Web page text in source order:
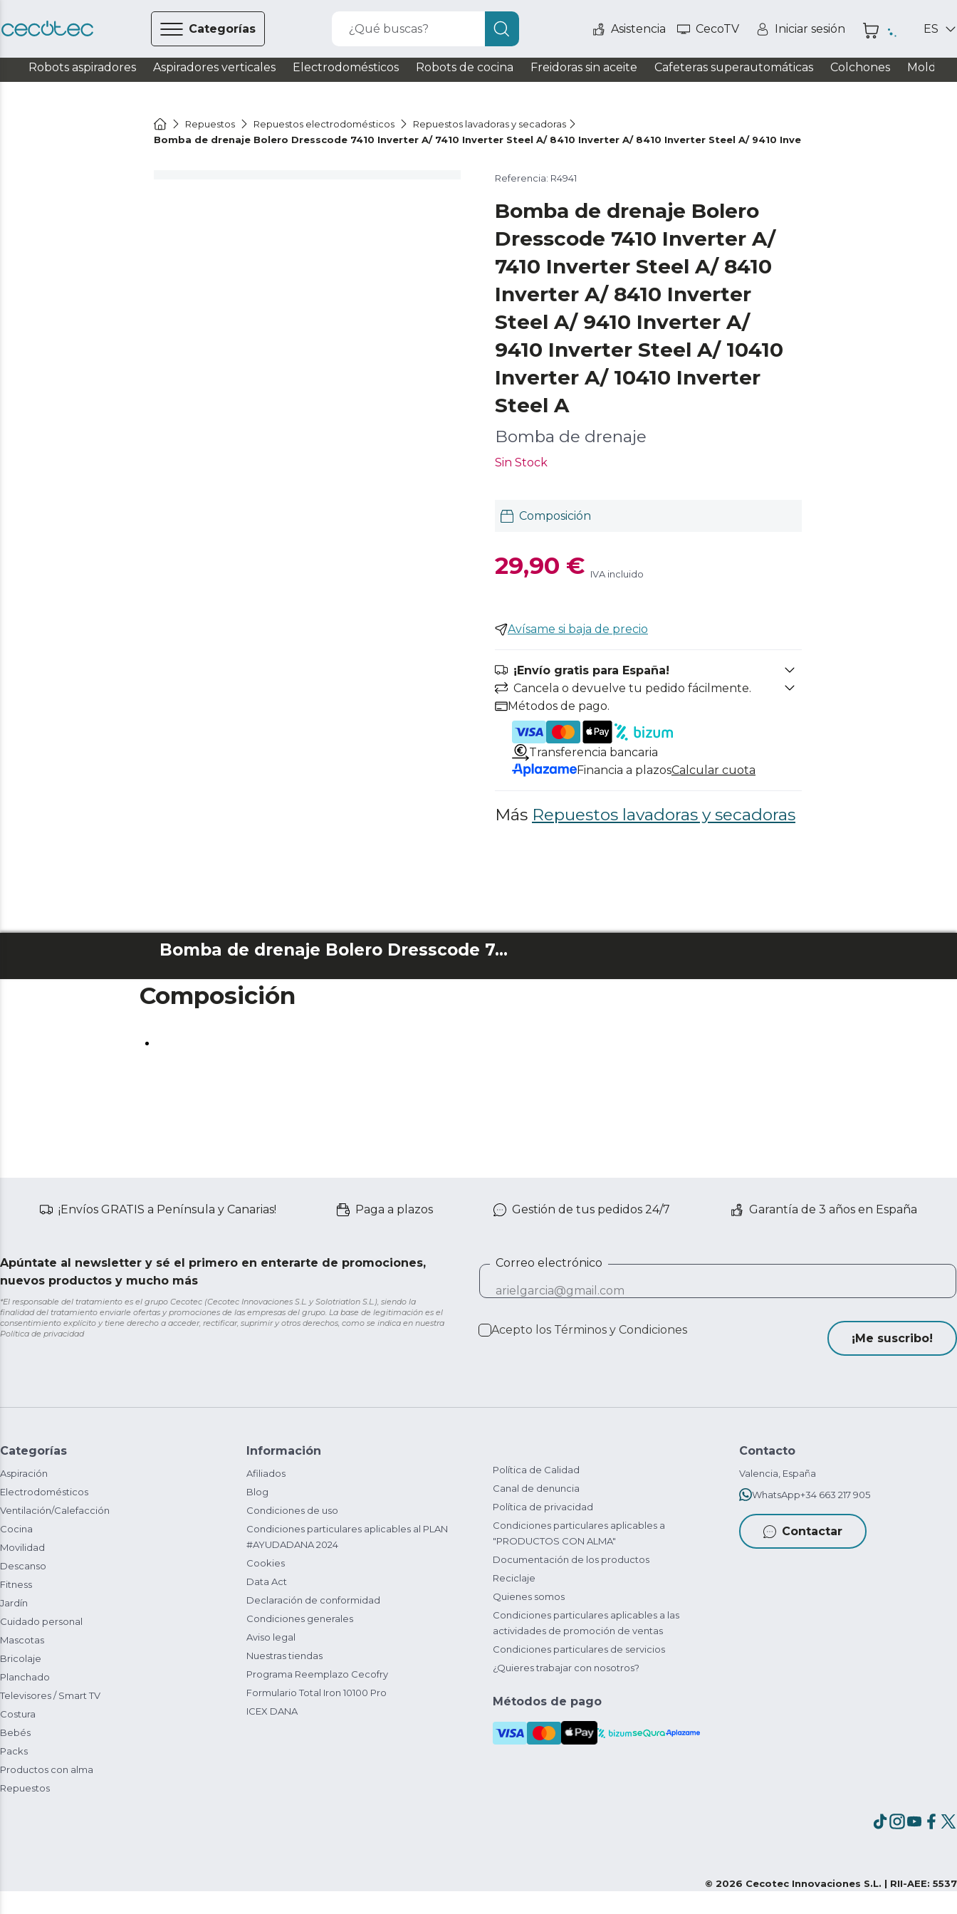
Categorías ¿Qué buscas? Asistencia CecoTV Iniciar sesión ES
Robots aspiradores Aspiradores verticales Electrodomésticos Robots de cocina Freidoras sin aceite Cafeteras superautomáticas Colchones
Repuestos Repuestos electrodomésticos
Repuestos lavadoras y secadoras
Bomba de drenaje Bolero Dresscode 7410 Inverter A/ 7410 Inverter Steel A/ 8410 Inverter A/ 8410 Inverter Steel A/ 9410 Inverter A/ 9410 Inverter Steel A/
Referencia: R4941
Bomba de drenaje Bolero
Dresscode 7410 Inverter A/
7410 Inverter Steel A/ 8410
Inverter A/ 8410 Inverter
Steel A/ 9410 Inverter A/
9410 Inverter Steel A/ 10410
Inverter A/ 10410 Inverter
Steel A
Bomba de drenaje
Sin Stock
Composición
29,90 € IVA incluido
Avísame si baja de precio
¡Envío gratis para España!
Cancela o devuelve tu pedido fácilmente.
Métodos de pago.
Transferencia bancaria
Financia a plazosCalcular cuota
Más Repuestos lavadoras y secadoras
Bomba de drenaje Bolero Dresscode 7410 Inverter A/ 7410 Inverter Steel A/ 8410 Inverter A/ 8410 Inverter Steel A/ 9410 Inverter A/ 9410 Inverter Steel A/ 10410 Inverter A/ 10410 Inverter Steel A
Composición
¡Envíos GRATIS a Península y Canarias! Paga a plazos Gestión de tus pedidos 24/7 Garantía de 3 años en España
Apúntate al newsletter y sé el primero en enterarte de promociones,
nuevos productos y mucho más
*El responsable del tratamiento es el grupo Cecotec (Cecotec Innovaciones S.L. y Solotriatlon S.L.), siendo la
finalidad del tratamiento enviarle ofertas y promociones de las empresas del grupo. La base de legitimación es el
consentimiento explícito y tiene derecho a acceder, rectificar, suprimir y otros derechos, como se indica en nuestra
Política de privacidad
Correo electrónico
Acepto los Términos y Condiciones
¡Me suscribo!
Categorías
Aspiración
Electrodomésticos
Ventilación/Calefacción
Cocina
Movilidad
Descanso
Fitness
Jardín
Cuidado personal
Mascotas
Bricolaje
Planchado
Televisores / Smart TV
Costura
Bebés
Packs
Productos con alma
Repuestos
Información
Afiliados
Blog
Condiciones de uso
Condiciones particulares aplicables al PLAN
#AYUDADANA 2024
Cookies
Data Act
Declaración de conformidad
Condiciones generales
Aviso legal
Nuestras tiendas
Programa Reemplazo Cecofry
Formulario Total Iron 10100 Pro
ICEX DANA
Política de Calidad
Canal de denuncia
Política de privacidad
Condiciones particulares aplicables a
"PRODUCTOS CON ALMA"
Documentación de los productos
Reciclaje
Quienes somos
Condiciones particulares aplicables a las
actividades de promoción de ventas
Condiciones particulares de servicios
¿Quieres trabajar con nosotros?
Métodos de pago
Contacto
Valencia, España
WhatsApp+34 663 217 905
Contactar
© 2026 Cecotec Innovaciones S.L. | RII-AEE: 5537